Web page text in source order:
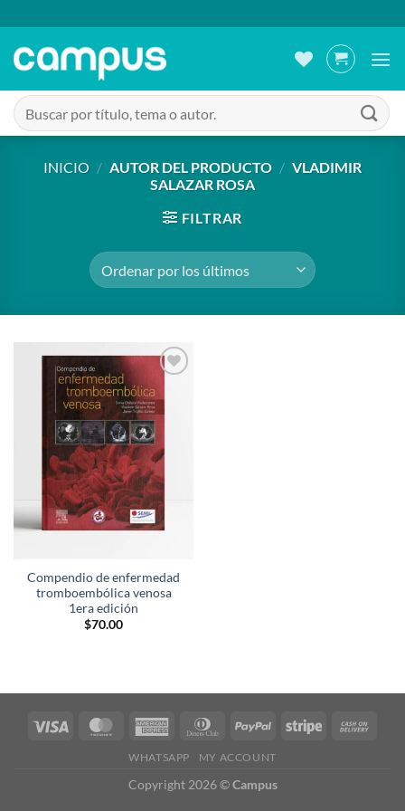
al
contenido
Buscar
por:
INICIO / AUTOR DEL PRODUCTO / VLADIMIR
SALAZAR ROSA
FILTRAR
Añadir
a la
lista de
deseos
Compendio de enfermedad
tromboembólica venosa
1era edición
$70.00
WHATSAPP MY ACCOUNT
Copyright 2026 ©Campus